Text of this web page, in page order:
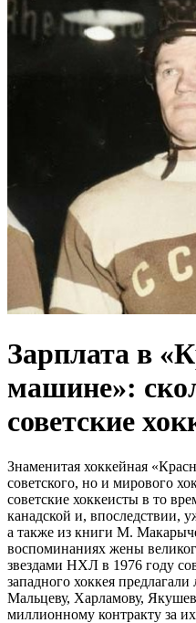
Зарплата в
машине»:
советские
Знаменитая хоккейная
советского, но и мирового
советские хоккеисты в то
канадской и, впоследствии,
а также из книги М.
воспоминаниях жены
звездами НХЛ в 1976 году
западного хоккея
Мальцеву, Харламову,
миллионному контракту за